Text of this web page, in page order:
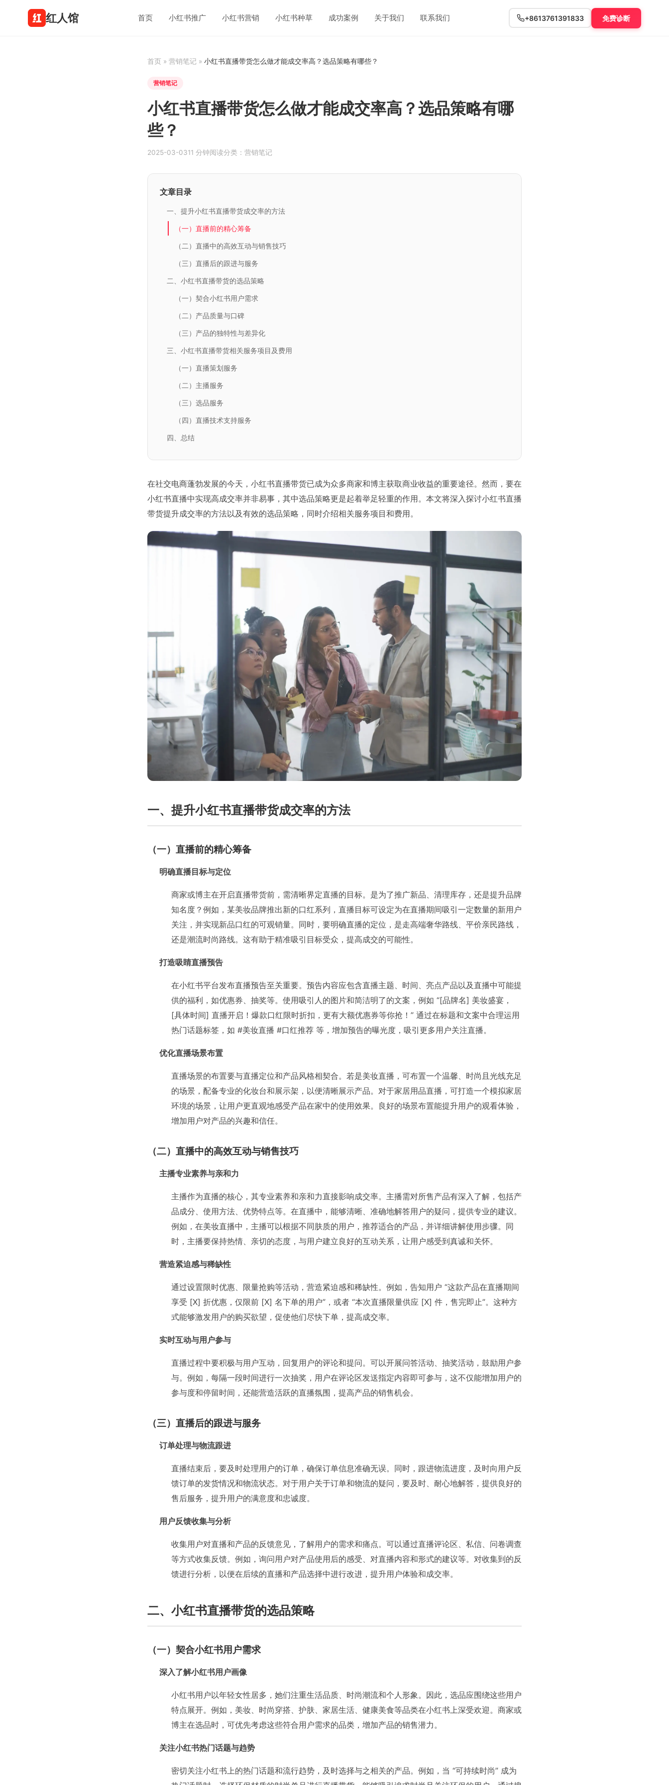
红人馆 首页 小红书推广 小红书营销 小红书种草 成功案例 关于我们 联系我们 +8613761391833 免费诊断
首页 » 营销笔记 » 小红书直播带货怎么做才能成交率高？选品策略有哪些？
营销笔记
小红书直播带货怎么做才能成交率高？选品策略有哪
些？
2025-03-0311 分钟阅读分类：营销笔记
文章目录
一、提升小红书直播带货成交率的方法
（一）直播前的精心筹备
（二）直播中的高效互动与销售技巧
（三）直播后的跟进与服务
二、小红书直播带货的选品策略
（一）契合小红书用户需求
（二）产品质量与口碑
（三）产品的独特性与差异化
三、小红书直播带货相关服务项目及费用
（一）直播策划服务
（二）主播服务
（三）选品服务
（四）直播技术支持服务
四、总结
在社交电商蓬勃发展的今天，小红书直播带货已成为众多商家和博主获取商业收益的重要途径。然而，要在
小红书直播中实现高成交率并非易事，其中选品策略更是起着举足轻重的作用。本文将深入探讨小红书直播
带货提升成交率的方法以及有效的选品策略，同时介绍相关服务项目和费用。
一、提升小红书直播带货成交率的方法
（一）直播前的精心筹备
明确直播目标与定位
商家或博主在开启直播带货前，需清晰界定直播的目标。是为了推广新品、清理库存，还是提升品牌
知名度？例如，某美妆品牌推出新的口红系列，直播目标可设定为在直播期间吸引一定数量的新用户
关注，并实现新品口红的可观销量。同时，要明确直播的定位，是走高端奢华路线、平价亲民路线，
还是潮流时尚路线。这有助于精准吸引目标受众，提高成交的可能性。
打造吸睛直播预告
在小红书平台发布直播预告至关重要。预告内容应包含直播主题、时间、亮点产品以及直播中可能提
供的福利，如优惠券、抽奖等。使用吸引人的图片和简洁明了的文案，例如 “[品牌名] 美妆盛宴，
[具体时间] 直播开启！爆款口红限时折扣，更有大额优惠券等你抢！” 通过在标题和文案中合理运用
热门话题标签，如 #美妆直播 #口红推荐 等，增加预告的曝光度，吸引更多用户关注直播。
优化直播场景布置
直播场景的布置要与直播定位和产品风格相契合。若是美妆直播，可布置一个温馨、时尚且光线充足
的场景，配备专业的化妆台和展示架，以便清晰展示产品。对于家居用品直播，可打造一个模拟家居
环境的场景，让用户更直观地感受产品在家中的使用效果。良好的场景布置能提升用户的观看体验，
增加用户对产品的兴趣和信任。
（二）直播中的高效互动与销售技巧
主播专业素养与亲和力
主播作为直播的核心，其专业素养和亲和力直接影响成交率。主播需对所售产品有深入了解，包括产
品成分、使用方法、优势特点等。在直播中，能够清晰、准确地解答用户的疑问，提供专业的建议。
例如，在美妆直播中，主播可以根据不同肤质的用户，推荐适合的产品，并详细讲解使用步骤。同
时，主播要保持热情、亲切的态度，与用户建立良好的互动关系，让用户感受到真诚和关怀。
营造紧迫感与稀缺性
通过设置限时优惠、限量抢购等活动，营造紧迫感和稀缺性。例如，告知用户 “这款产品在直播期间
享受 [X] 折优惠，仅限前 [X] 名下单的用户”，或者 “本次直播限量供应 [X] 件，售完即止”。这种方
式能够激发用户的购买欲望，促使他们尽快下单，提高成交率。
实时互动与用户参与
直播过程中要积极与用户互动，回复用户的评论和提问。可以开展问答活动、抽奖活动，鼓励用户参
与。例如，每隔一段时间进行一次抽奖，用户在评论区发送指定内容即可参与，这不仅能增加用户的
参与度和停留时间，还能营造活跃的直播氛围，提高产品的销售机会。
（三）直播后的跟进与服务
订单处理与物流跟进
直播结束后，要及时处理用户的订单，确保订单信息准确无误。同时，跟进物流进度，及时向用户反
馈订单的发货情况和物流状态。对于用户关于订单和物流的疑问，要及时、耐心地解答，提供良好的
售后服务，提升用户的满意度和忠诚度。
用户反馈收集与分析
收集用户对直播和产品的反馈意见，了解用户的需求和痛点。可以通过直播评论区、私信、问卷调查
等方式收集反馈。例如，询问用户对产品使用后的感受、对直播内容和形式的建议等。对收集到的反
馈进行分析，以便在后续的直播和产品选择中进行改进，提升用户体验和成交率。
二、小红书直播带货的选品策略
（一）契合小红书用户需求
深入了解小红书用户画像
小红书用户以年轻女性居多，她们注重生活品质、时尚潮流和个人形象。因此，选品应围绕这些用户
特点展开。例如，美妆、时尚穿搭、护肤、家居生活、健康美食等品类在小红书上深受欢迎。商家或
博主在选品时，可优先考虑这些符合用户需求的品类，增加产品的销售潜力。
关注小红书热门话题与趋势
密切关注小红书上的热门话题和流行趋势，及时选择与之相关的产品。例如，当 “可持续时尚” 成为